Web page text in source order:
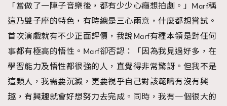
「當做了一陣子音樂後，都有少少心癮想拍劇。」Marf稱
這乃雙子座的特色，有時總是三心兩意，什麼都想嘗試。
首次演戲就有不少正面評價，我說Marf有種本領是對任何
事都有極高的悟性。Marf卻否認：「因為我見過好多，在
學習能力及悟性都很強的人，直覺得非常驚訝。但我不是
這類人，我需要沉澱，更要視乎自己對該範疇有沒有興
趣，有興趣就會好想努力去完成。同時，我有一個很大的